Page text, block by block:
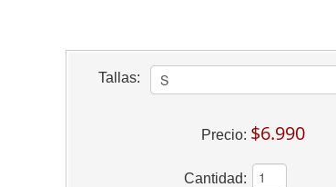
Tallas:
Precio: $6.990
Cantidad: